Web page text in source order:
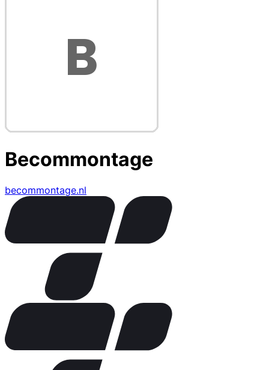
Becommontage
becommontage.nl